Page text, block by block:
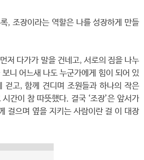
, 조장이라는 역할은 나를 성장하게 만들
저 다가가 말을 건네고, 서로의 짐을 나누
니 어느새 나도 누군가에게 힘이 되어 있
걷고, 함께 견디며 조원들과 하나의 작은
간이 참 따뜻했다. 결국 ‘조장’은 앞서가
걸으며 옆을 지키는 사람이란 걸 이 대장